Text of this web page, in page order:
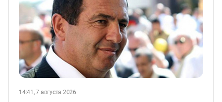
14:41, 7 августа 2026